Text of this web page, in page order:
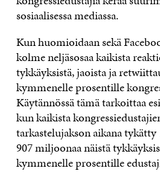
sosiaalisessa mediassa.
Kun huomioidaan sekä
kolme neljäsosaa kaikista
tykkäyksistä, jaoista ja
kymmenelle prosentille
Käytännössä tämä tarkoittaa
kun kaikista
tarkastelujakson aikana
907 miljoonaa näistä
kymmenelle prosentille